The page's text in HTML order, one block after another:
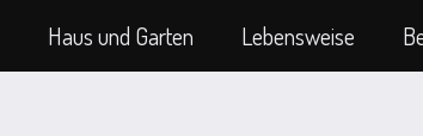
Haus und Garten Lebensweise